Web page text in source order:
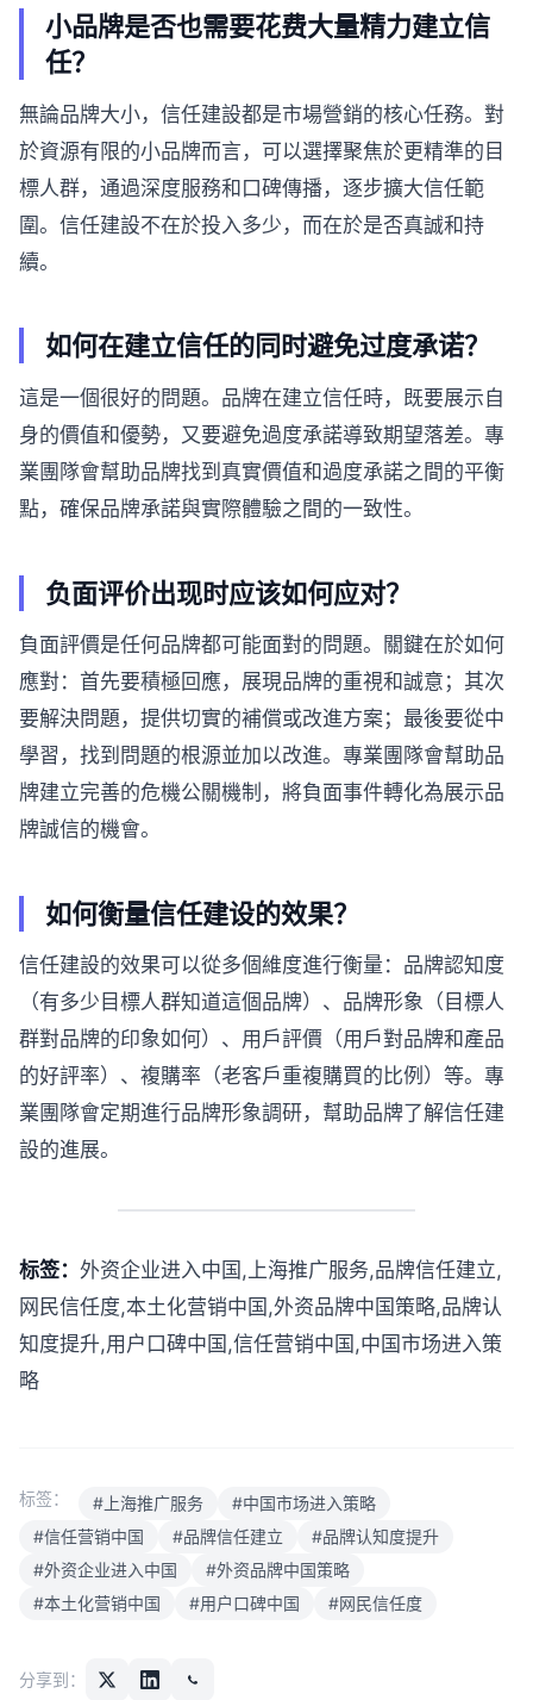
小品牌是否也需要花费大量精力建立信
任？
無論品牌大小，信任建設都是市場營銷的核心任務。對
於資源有限的小品牌而言，可以選擇聚焦於更精準的目
標人群，通過深度服務和口碑傳播，逐步擴大信任範
圍。信任建設不在於投入多少，而在於是否真誠和持
續。
如何在建立信任的同时避免过度承诺？
這是一個很好的問題。品牌在建立信任時，既要展示自
身的價值和優勢，又要避免過度承諾導致期望落差。專
業團隊會幫助品牌找到真實價值和過度承諾之間的平衡
點，確保品牌承諾與實際體驗之間的一致性。
负面评价出现时应该如何应对？
負面評價是任何品牌都可能面對的問題。關鍵在於如何
應對：首先要積極回應，展現品牌的重視和誠意；其次
要解決問題，提供切實的補償或改進方案；最後要從中
學習，找到問題的根源並加以改進。專業團隊會幫助品
牌建立完善的危機公關機制，將負面事件轉化為展示品
牌誠信的機會。
如何衡量信任建设的效果？
信任建設的效果可以從多個維度進行衡量：品牌認知度
（有多少目標人群知道這個品牌）、品牌形象（目標人
群對品牌的印象如何）、用戶評價（用戶對品牌和產品
的好評率）、複購率（老客戶重複購買的比例）等。專
業團隊會定期進行品牌形象調研，幫助品牌了解信任建
設的進展。
标签： 外资企业进入中国,上海推广服务,品牌信任建立,
网民信任度,本土化营销中国,外资品牌中国策略,品牌认
知度提升,用户口碑中国,信任营销中国,中国市场进入策
略
标签： #上海推广服务
#中国市场进入策略
#信任营销中国
#品牌信任建立
#品牌认知度提升
#外资企业进入中国
#外资品牌中国策略
#本土化营销中国
#用户口碑中国 #网民信任度
分享到：